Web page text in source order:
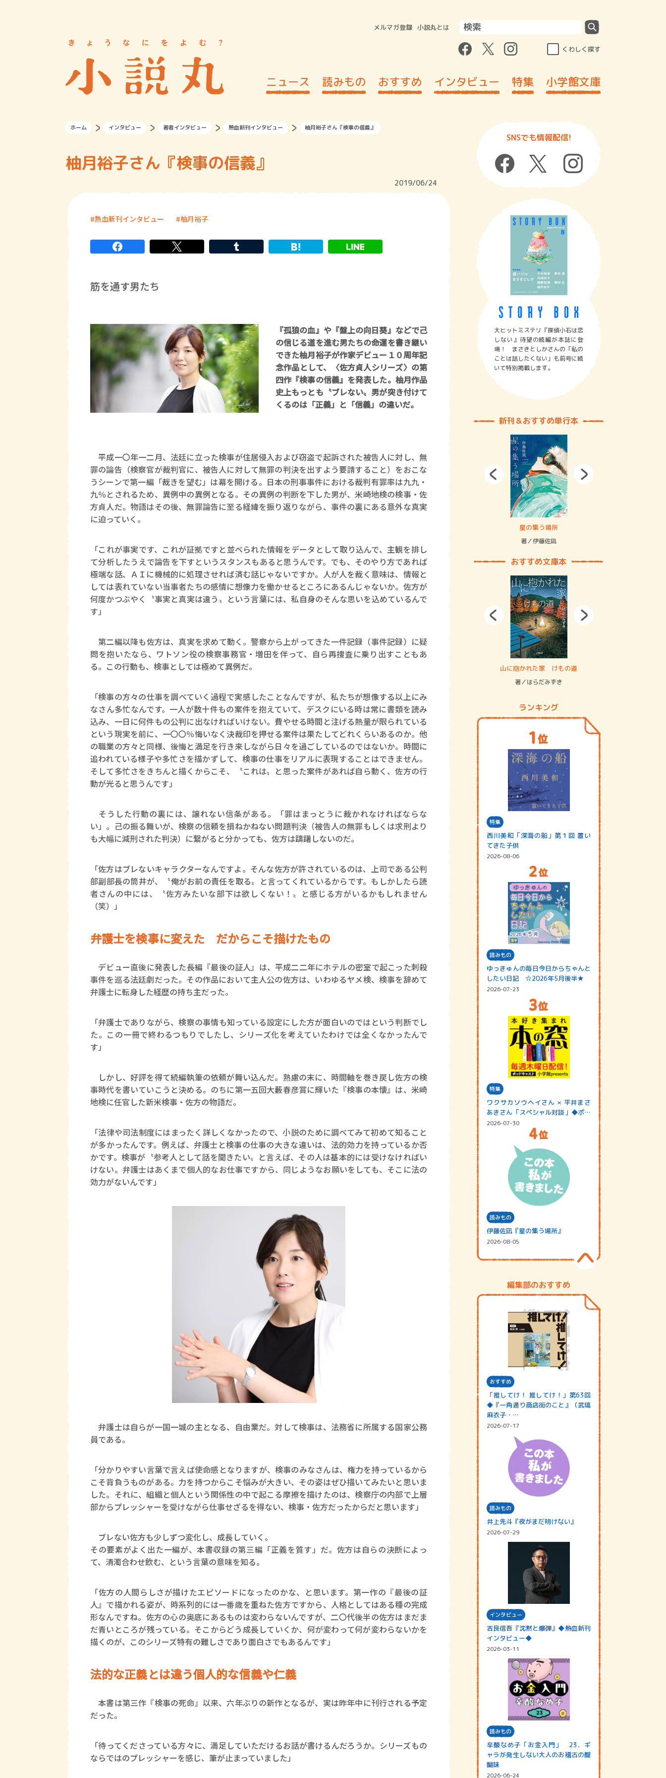
メルマガ登録 小説丸とは
くわしく探す
ニュース 読みもの おすすめ インタビュー 特集 小学館文庫
ホーム インタビュー 著者インタビュー 熱血新刊インタビュー 柚月裕子さん『検事の信義』
柚月裕子さん『検事の信義』
2019/06/24
熱血新刊インタビュー 柚月裕子
1行コピー
筋を通す男たち
著者近影(写真) イントロ
『孤狼の血』や『盤上の向日葵』などで己
の信じる道を進む男たちの命運を書き継い
できた柚月裕子が作家デビュー１０周年記
念作品として、〈佐方貞人シリーズ〉の第
四作『検事の信義』を発表した。柚月作品
史上もっとも〝ブレない〟男が突き付けて
くるのは「正義」と「信義」の違いだ。
平成一〇年一二月、法廷に立った検事が住居侵入および窃盗で起訴された被告人に対し、無
罪の論告（検察官が裁判官に、被告人に対して無罪の判決を出すよう要請すること）をおこな
うシーンで第一編「裁きを望む」は幕を開ける。日本の刑事事件における裁判有罪率は九九・
九％とされるため、異例中の異例となる。その異例の判断を下した男が、米崎地検の検事・佐
方貞人だ。物語はその後、無罪論告に至る経緯を振り返りながら、事件の裏にある意外な真実
に迫っていく。
「これが事実です、これが証拠ですと並べられた情報をデータとして取り込んで、主観を排し
て分析したうえで論告を下すというスタンスもあると思うんです。でも、そのやり方であれば
極端な話、ＡＩに機械的に処理させれば済む話じゃないですか。人が人を裁く意味は、情報と
しては表れていない当事者たちの感情に想像力を働かせるところにあるんじゃないか。佐方が
何度かつぶやく〝事実と真実は違う〟という言葉には、私自身のそんな思いを込めているんで
す」
第二編以降も佐方は、真実を求めて動く。警察から上がってきた一件記録（事件記録）に疑
問を抱いたなら、ワトソン役の検察事務官・増田を伴って、自ら再捜査に乗り出すこともあ
る。この行動も、検事としては極めて異例だ。
「検事の方々の仕事を調べていく過程で実感したことなんですが、私たちが想像する以上にみ
なさん多忙なんです。一人が数十件もの案件を抱えていて、デスクにいる時は常に書類を読み
込み、一日に何件もの公判に出なければいけない。費やせる時間と注げる熱量が限られている
という現実を前に、一〇〇％悔いなく決裁印を押せる案件は果たしてどれくらいあるのか。他
の職業の方々と同様、後悔と満足を行き来しながら日々を過ごしているのではないか。時間に
追われている様子や多忙さを描かずして、検事の仕事をリアルに表現することはできません。
そして多忙さをきちんと描くからこそ、〝これは〟と思った案件があれば自ら動く、佐方の行
動が光ると思うんです」
そうした行動の裏には、譲れない信条がある。「罪はまっとうに裁かれなければならな
い」。己の振る舞いが、検察の信頼を損ねかねない問題判決（被告人の無罪もしくは求刑より
も大幅に減刑された判決）に繋がると分かっても、佐方は躊躇しないのだ。
「佐方はブレないキャラクターなんですよ。そんな佐方が許されているのは、上司である公判
部副部長の筒井が、〝俺がお前の責任を取る〟と言ってくれているからです。もしかしたら読
者さんの中には、〝佐方みたいな部下は欲しくない！〟と感じる方がいるかもしれません
（笑）」
弁護士を検事に変えた だからこそ描けたもの
デビュー直後に発表した長編『最後の証人』は、平成二二年にホテルの密室で起こった刺殺
事件を巡る法廷劇だった。その作品において主人公の佐方は、いわゆるヤメ検、検事を辞めて
弁護士に転身した経歴の持ち主だった。
「弁護士でありながら、検察の事情も知っている設定にした方が面白いのではという判断でし
た。この一冊で終わるつもりでしたし、シリーズ化を考えていたわけでは全くなかったんで
す」
しかし、好評を得て続編執筆の依頼が舞い込んだ。熟慮の末に、時間軸を巻き戻し佐方の検
事時代を書いていこうと決める。のちに第一五回大藪春彦賞に輝いた『検事の本懐』は、米崎
地検に任官した新米検事・佐方の物語だ。
「法律や司法制度にはまったく詳しくなかったので、小説のために調べてみて初めて知ること
が多かったんです。例えば、弁護士と検事の仕事の大きな違いは、法的効力を持っているか否
かです。検事が〝参考人として話を聞きたい〟と言えば、その人は基本的には受けなければい
けない。弁護士はあくまで個人的なお仕事ですから、同じようなお願いをしても、そこに法の
効力がないんです」
弁護士は自らが一国一城の主となる、自由業だ。対して検事は、法務省に所属する国家公務
員である。
「分かりやすい言葉で言えば使命感となりますが、検事のみなさんは、権力を持っているから
こそ背負うものがある。力を持つからこそ悩みが大きい、その姿はぜひ描いてみたいと思いま
した。それに、組織と個人という関係性の中で起こる摩擦を描けたのは、検察庁の内部で上層
部からプレッシャーを受けながら仕事せざるを得ない、検事・佐方だったからだと思います」
ブレない佐方も少しずつ変化し、成長していく。
その要素がよく出た一編が、本書収録の第三編「正義を質す」だ。佐方は自らの決断によっ
て、清濁合わせ飲む、という言葉の意味を知る。
「佐方の人間らしさが描けたエピソードになったのかな、と思います。第一作の『最後の証
人』で描かれる姿が、時系列的には一番歳を重ねた佐方ですから、人格としてはある種の完成
形なんですね。佐方の心の奥底にあるものは変わらないんですが、二〇代後半の佐方はまだま
だ青いところが残っている。そこからどう成長していくか、何が変わって何が変わらないかを
描くのが、このシリーズ特有の難しさであり面白さでもあるんです」
法的な正義とは違う個人的な信義や仁義
本書は第三作『検事の死命』以来、六年ぶりの新作となるが、実は昨年中に刊行される予定
だった。
「待ってくださっている方々に、満足していただけるお話が書けるんだろうか。シリーズもの
ならではのプレッシャーを感じ、筆が止まっていました」
SNSでも情報配信!
大ヒットミステリ『探偵小石は恋
しない』待望の続編が本誌に登
場！ まさきとしかさんの「私の
ことは話したくない」も前号に続
いて特別掲載します。
新刊＆おすすめ単行本
賞金稼ぎスリーサム！ 二重拘束の… 星の集う場所
著／伊藤佐凪
おすすめ文庫本
ロボット・イン・ザ・システム 山に抱かれた家 けもの道
著／はらだみずき
ランキング
特集
西川美和「深海の船」第１回 置い
てきた子供
2026-08-06
読みもの
ゆっきゅんの毎日今日からちゃんと
したい日記 ☆2026年5月後半★
2026-07-23
特集
ワクサカソウヘイさん × 平井まさ
あきさん「スペシャル対談」◆ポッ
ドキャスト…
2026-07-30
読みもの
伊藤佐凪『星の集う場所』
2026-08-05
編集部のおすすめ
おすすめ
「推してけ！ 推してけ！」第63回
◆『一角通り商店街のこと』（武塙
麻衣子・…
2026-07-17
読みもの
井上先斗『夜がまだ明けない』
2026-07-29
インタビュー
吉良信吾『沈黙と爆弾』◆熱血新刊
インタビュー◆
2026-03-11
読みもの
辛酸なめ子「お金入門」 23．ギ
ャラが発生しない大人のお稽古の醍
醐味
2026-06-24